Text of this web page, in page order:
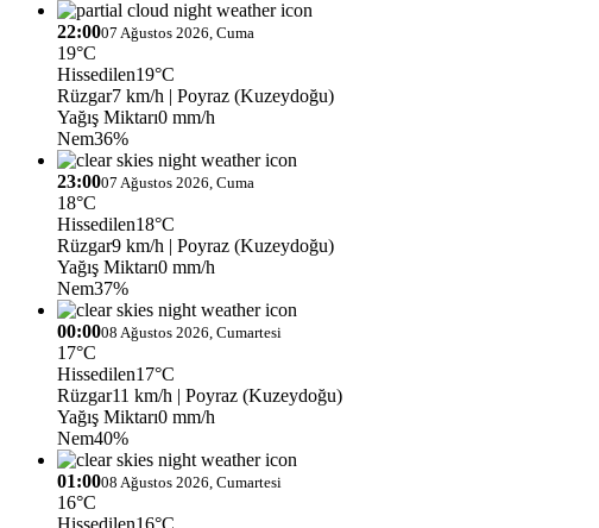
22:0007 Ağustos 2026, Cuma
19°C
Hissedilen19°C
Rüzgar7 km/h | Poyraz (Kuzeydoğu)
Yağış Miktarı0 mm/h
Nem36%
23:0007 Ağustos 2026, Cuma
18°C
Hissedilen18°C
Rüzgar9 km/h | Poyraz (Kuzeydoğu)
Yağış Miktarı0 mm/h
Nem37%
00:0008 Ağustos 2026, Cumartesi
17°C
Hissedilen17°C
Rüzgar11 km/h | Poyraz (Kuzeydoğu)
Yağış Miktarı0 mm/h
Nem40%
01:0008 Ağustos 2026, Cumartesi
16°C
Hissedilen16°C